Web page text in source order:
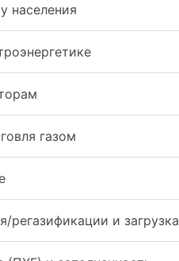
населения
газом
и загрузка